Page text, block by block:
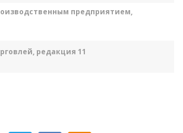
предприятием,
редакция 11